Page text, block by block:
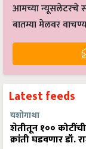
आमच्या न्यूसलेटरचे
बातम्या मेलवर
Latest feeds
यशोगाथा
शेतीतून १००
क्रांती घडवणार डॉ.